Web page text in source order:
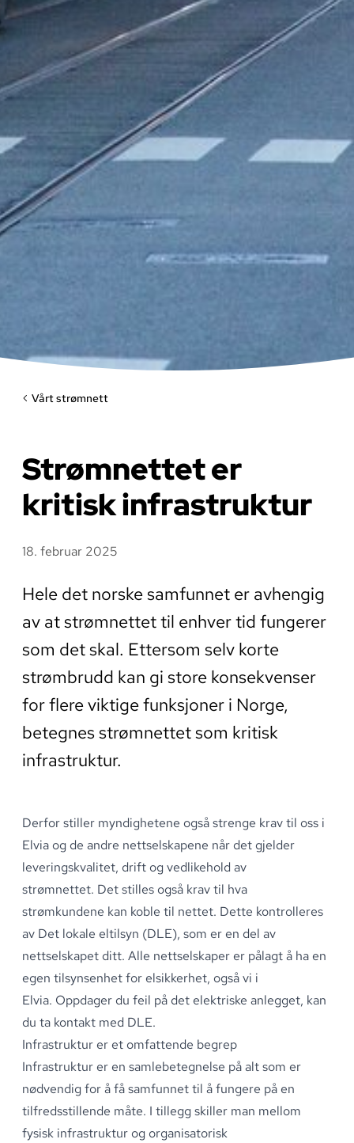
Vårt strømnett
Strømnettet er
kritisk infrastruktur
18. februar 2025
Hele det norske samfunnet er avhengig
av at strømnettet til enhver tid fungerer
som det skal. Ettersom selv korte
strømbrudd kan gi store konsekvenser
for flere viktige funksjoner i Norge,
betegnes strømnettet som kritisk
infrastruktur.
Derfor stiller myndighetene også strenge krav til oss i
Elvia og de andre nettselskapene når det gjelder
leveringskvalitet, drift og vedlikehold av
strømnettet. Det stilles også krav til hva
strømkundene kan koble til nettet. Dette kontrolleres
av Det lokale eltilsyn (DLE), som er en del av
nettselskapet ditt. Alle nettselskaper er pålagt å ha en
egen tilsynsenhet for elsikkerhet, også vi i
Elvia. Oppdager du feil på det elektriske anlegget, kan
du ta kontakt med DLE.
Infrastruktur er et omfattende begrep
Infrastruktur er en samlebetegnelse på alt som er
nødvendig for å få samfunnet til å fungere på en
tilfredsstillende måte. I tillegg skiller man mellom
fysisk infrastruktur og organisatorisk